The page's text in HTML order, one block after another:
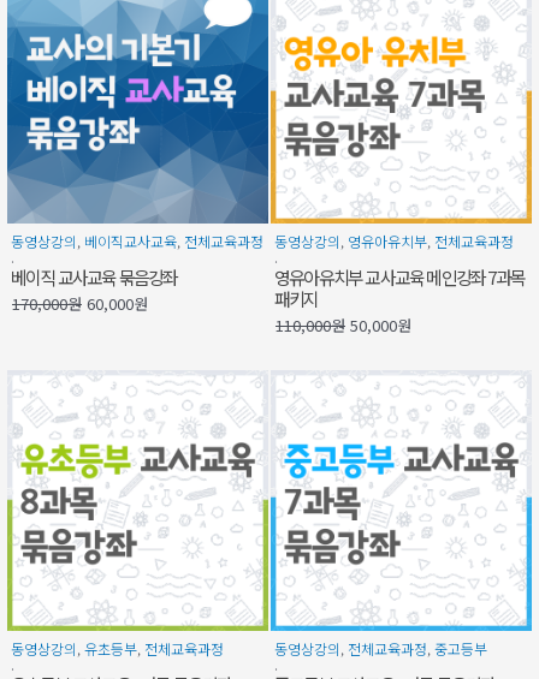
동영상강의, 베이직교사교육, 전체교육과정
.
베이직 교사교육 묶음강좌
170,000원 60,000원
동영상강의, 영유아유치부, 전체교육과정
.
영유아유치부 교사교육 메인강좌 7과목
패키지
110,000원 50,000원
동영상강의, 유초등부, 전체교육과정
.
동영상강의, 전체교육과정, 중고등부
.